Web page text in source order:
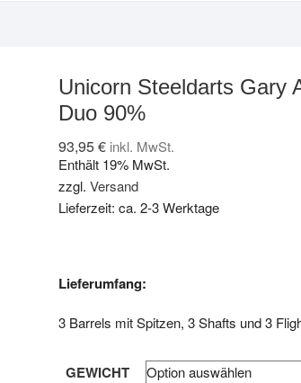
Unicorn Steeldarts Gary
Duo 90%
93,95€ inkl. MwSt.
Enthält 19% MwSt.
zzgl.Versand
Lieferzeit: ca. 2-3 Werktage
Lieferumfang:
3 Barrels mit Spitzen, 3 Shafts und 3
GEWICHT